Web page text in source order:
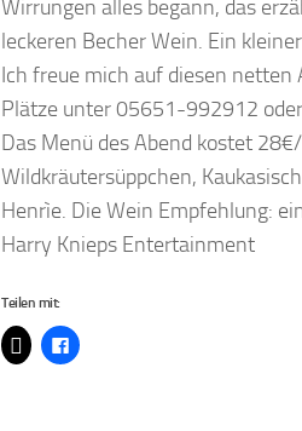
Wirrungen alles begann, das
leckeren Becher Wein. Ein
Ich freue mich auf diesen netten
Plätze unter 05651-992912
Das Menü des Abend kostet
Wildkräutersüppchen,
Henrìe. Die Wein Empfehlung:
Harry Knieps Entertainment
Teilen mit: